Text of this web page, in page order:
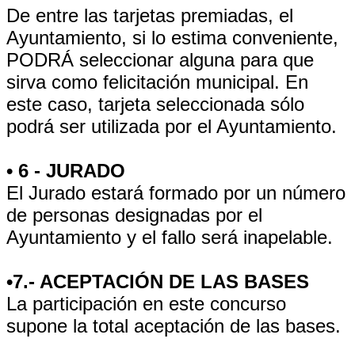
De entre las tarjetas premiadas, el
Ayuntamiento, si lo estima conveniente,
PODRÁ seleccionar alguna para que
sirva como felicitación municipal. En
este caso, tarjeta seleccionada sólo
podrá ser utilizada por el Ayuntamiento.
• 6 - JURADO
El Jurado estará formado por un número
de personas designadas por el
Ayuntamiento y el fallo será inapelable.
•7.- ACEPTACIÓN DE LAS BASES
La participación en este concurso
supone la total aceptación de las bases.